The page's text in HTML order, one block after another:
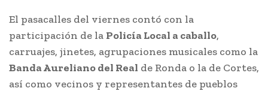
El pasacalles del viernes contó con la
participación de la Policía Local a caballo,
carruajes, jinetes, agrupaciones musicales como la
Banda Aureliano del Real de Ronda o la de Cortes,
así como vecinos y representantes de pueblos